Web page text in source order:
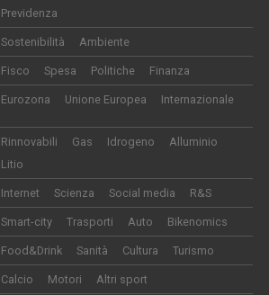
Previdenza
Sostenibilità Ambiente
Fisco Spesa Politiche Finanza
Eurozona Unione Europea Internazionale
Rinnovabili Gas Idrogeno
Alluminio
Litio
Internet Scienza Social media R&S
Smart-city Trasporti Auto Bikenomics
Food&Drink Sanità Cultura Turismo
Calcio Motori Altri sport